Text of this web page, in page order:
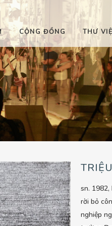
CỘNG ĐỒNG THƯ
sn. 1982,
rời bỏ
nghiệp